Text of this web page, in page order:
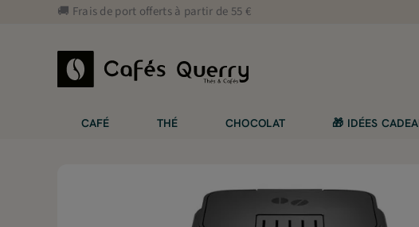
🚚 Frais de port offerts à partir de 55 €
CAFÉ THÉ CHOCOLAT 🎁 IDÉES